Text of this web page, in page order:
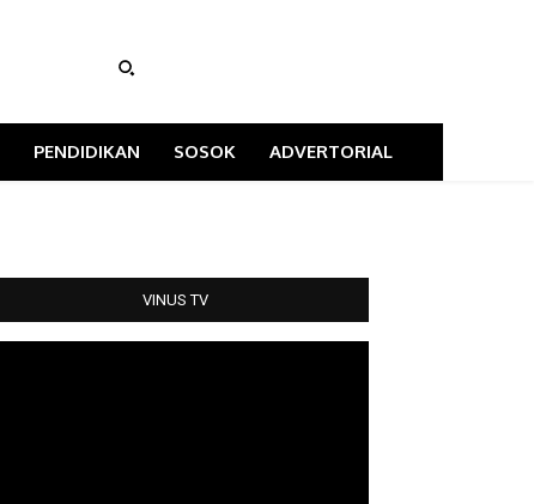
PENDIDIKAN SOSOK ADVERTORIAL
VINUS TV